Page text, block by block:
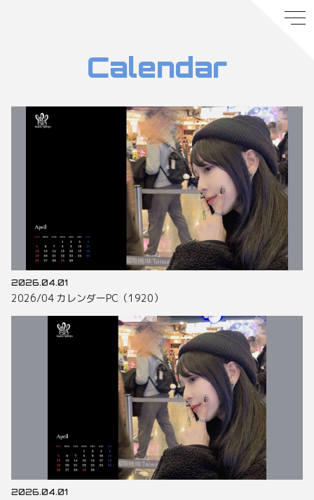
Calendar
2026.04.01
2026/04 カレンダーPC（1920）
2026.04.01